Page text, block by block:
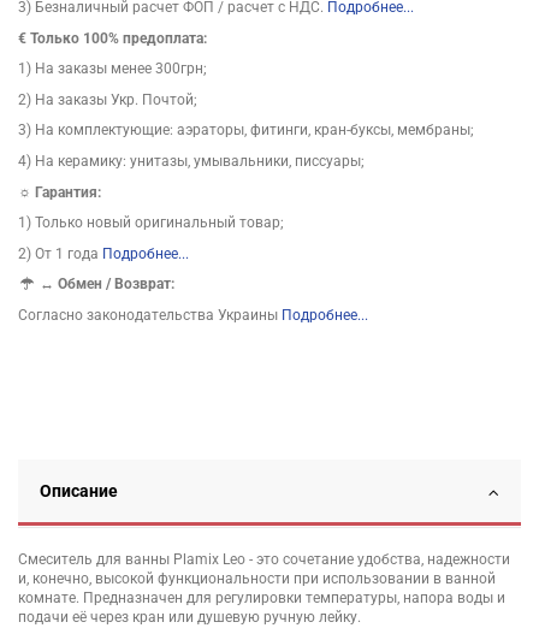
3) Безналичный расчет ФОП / расчет с НДС. Подробнее...
€ Только 100% предоплата:
1) На заказы менее 300грн;
2) На заказы Укр. Почтой;
3) На комплектующие: аэраторы, фитинги, кран-буксы, мембраны;
4) На керамику: унитазы, умывальники, писсуары;
☼ Гарантия:
1) Только новый оригинальный товар;
2) От 1 года Подробнее...
↔Обмен / Возврат:
Согласно законодательства Украины Подробнее...
Описание
Смеситель для ванны Plamix Leo - это сочетание удобства, надежности
и, конечно, высокой функциональности при использовании в ванной
комнате. Предназначен для регулировки температуры, напора воды и
подачи её через кран или душевую ручную лейку.